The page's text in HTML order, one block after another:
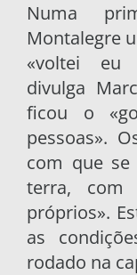
Numa
Montalegre
«voltei eu
divulga
ficou o
pessoas».
com que se
terra, com
próprios».
as
rodado na